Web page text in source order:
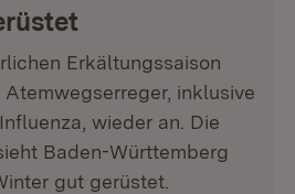
Erkältungssaison
inklusive
wieder an. Die
Baden-Württemberg
gut gerüstet.